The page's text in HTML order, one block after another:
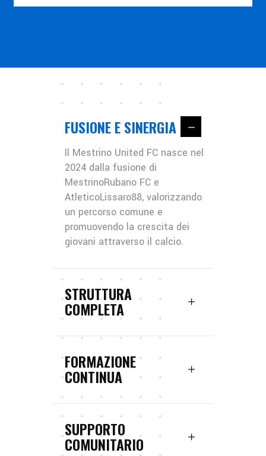
FUSIONE E SINERGIA
Il Mestrino United FC nasce nel
2024 dalla fusione di
MestrinoRubano FC e
AtleticoLissaro88, valorizzando
un percorso comune e
promuovendo la crescita dei
giovani attraverso il calcio.
STRUTTURA
COMPLETA
FORMAZIONE
CONTINUA
SUPPORTO
COMUNITARIO